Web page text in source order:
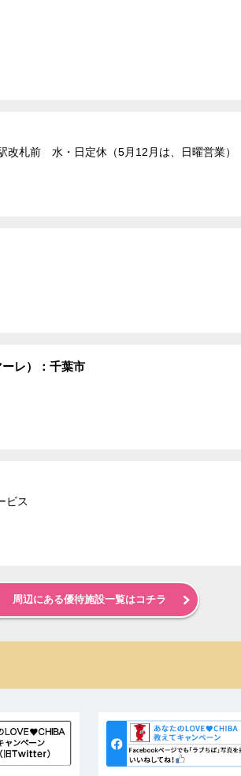
札前 水・日定休（5月12月は、日曜営業）
レ）：千葉市
ビス
周辺にある優待施設一覧はコチラ